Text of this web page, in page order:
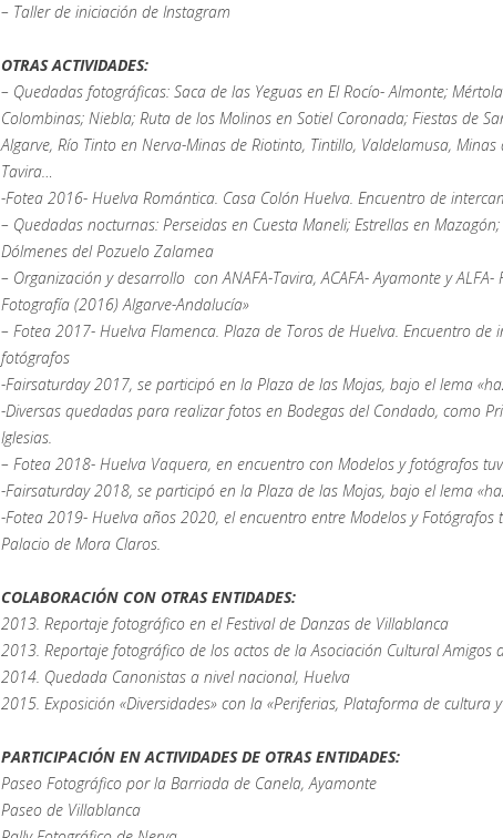
– Taller de iniciación de Instagram
OTRAS ACTIVIDADES:
– Quedadas fotográficas: Saca de las Yeguas en El Rocío- Almonte;
Colombinas; Niebla; Ruta de los Molinos en Sotiel Coronada; Fiestas de
Algarve, Río Tinto en Nerva-Minas de Riotinto, Tintillo, Valdelamusa,
Tavira…
-Fotea 2016- Huelva Romántica. Casa Colón Huelva. Encuentro de
– Quedadas nocturnas: Perseidas en Cuesta Maneli; Estrellas en
Dólmenes del Pozuelo Zalamea
– Organización y desarrollo con ANAFA-Tavira, ACAFA- Ayamonte y
Fotografía (2016) Algarve-Andalucía»
– Fotea 2017- Huelva Flamenca. Plaza de Toros de Huelva. Encuentro de
fotógrafos
-Fairsaturday 2017, se participó en la Plaza de las Mojas, bajo el lema
-Diversas quedadas para realizar fotos en Bodegas del Condado, como
Iglesias.
– Fotea 2018- Huelva Vaquera, en encuentro con Modelos y fotógrafos
-Fairsaturday 2018, se participó en la Plaza de las Mojas, bajo el lema
-Fotea 2019- Huelva años 2020, el encuentro entre Modelos y
Palacio de Mora Claros.
COLABORACIÓN CON OTRAS ENTIDADES:
2013. Reportaje fotográfico en el Festival de Danzas de Villablanca
2013. Reportaje fotográfico de los actos de la Asociación Cultural Amigos
2014. Quedada Canonistas a nivel nacional, Huelva
2015. Exposición «Diversidades» con la «Periferias, Plataforma de cultura
PARTICIPACIÓN EN ACTIVIDADES DE OTRAS ENTIDADES:
Paseo Fotográfico por la Barriada de Canela, Ayamonte
Paseo de Villablanca